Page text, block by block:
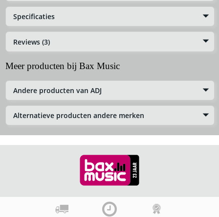
Specificaties
Reviews (3)
Meer producten bij Bax Music
Andere producten van ADJ
Alternatieve producten andere merken